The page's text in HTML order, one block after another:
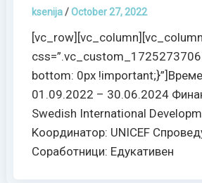
ksenija/October 27, 2022
bottom: 0px
01.09.2022 – 30.06.2024
Swedish International
Kooрдинатор: UNICEF
Соработници: Едукативен